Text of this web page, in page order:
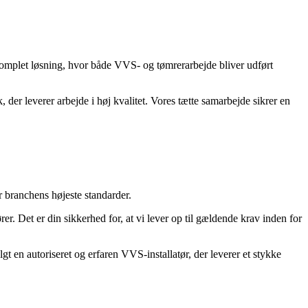
løsning, hvor både VVS- og tømrerarbejde bliver udført
leverer arbejde i høj kvalitet. Vores tætte samarbejde sikrer en
højeste standarder.
Det er din sikkerhed for, at vi lever op til gældende krav inden for
en autoriseret og erfaren VVS-installatør, der leverer et stykke